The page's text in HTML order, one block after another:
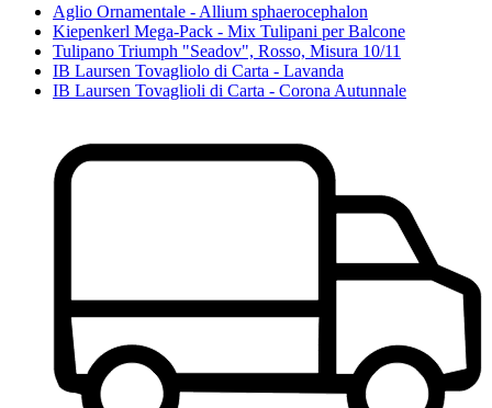
Aglio Ornamentale - Allium sphaerocephalon
Kiepenkerl Mega-Pack - Mix Tulipani per Balcone
Tulipano Triumph "Seadov", Rosso, Misura 10/11
IB Laursen Tovagliolo di Carta - Lavanda
IB Laursen Tovaglioli di Carta - Corona Autunnale